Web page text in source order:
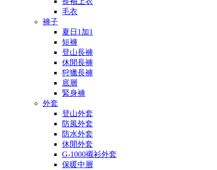
毛衣
褲子
夏日1加1
短褲
登山長褲
休閒長褲
狩獵長褲
底層
緊身褲
外套
登山外套
防風外套
防水外套
休閒外套
G-1000襯衫外套
保暖中層